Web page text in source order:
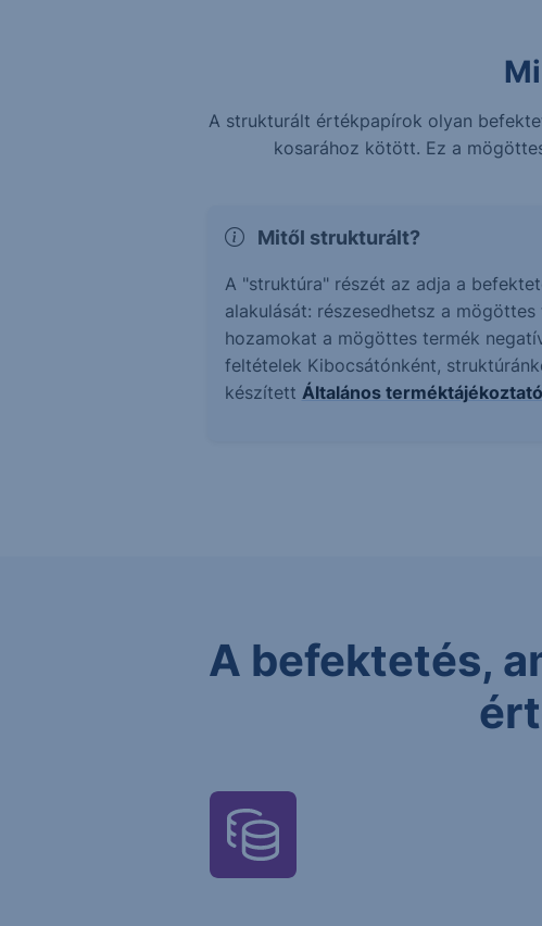
A strukturált értékpapírok olyan
kosarához kötött. Ez a
Mitől strukturált?
A "struktúra" részét az adja a
alakulását: részesedhetsz a
hozamokat a mögöttes termék
feltételek Kibocsátónként,
készített Általános terméktájékoztató
A befektetés,